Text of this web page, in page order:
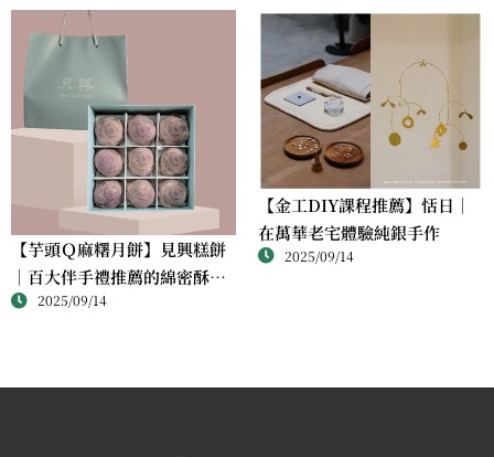
【芋頭Ｑ麻糬月餅】見興糕餅
｜百大伴手禮推薦的綿密酥香
新體驗2025/09/14
【金工DIY課程推薦】恬日｜
在萬華老宅體驗純銀手作
2025/09/14